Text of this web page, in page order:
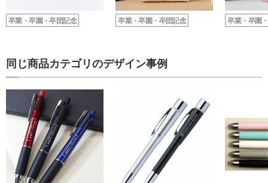
卒業・卒園・卒団記念 卒業・卒園・卒団記念 卒業・卒園
同じ商品カテゴリのデザイン事例